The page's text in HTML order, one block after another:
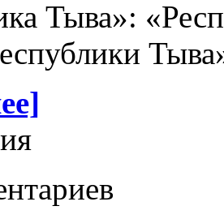
Тыва»: